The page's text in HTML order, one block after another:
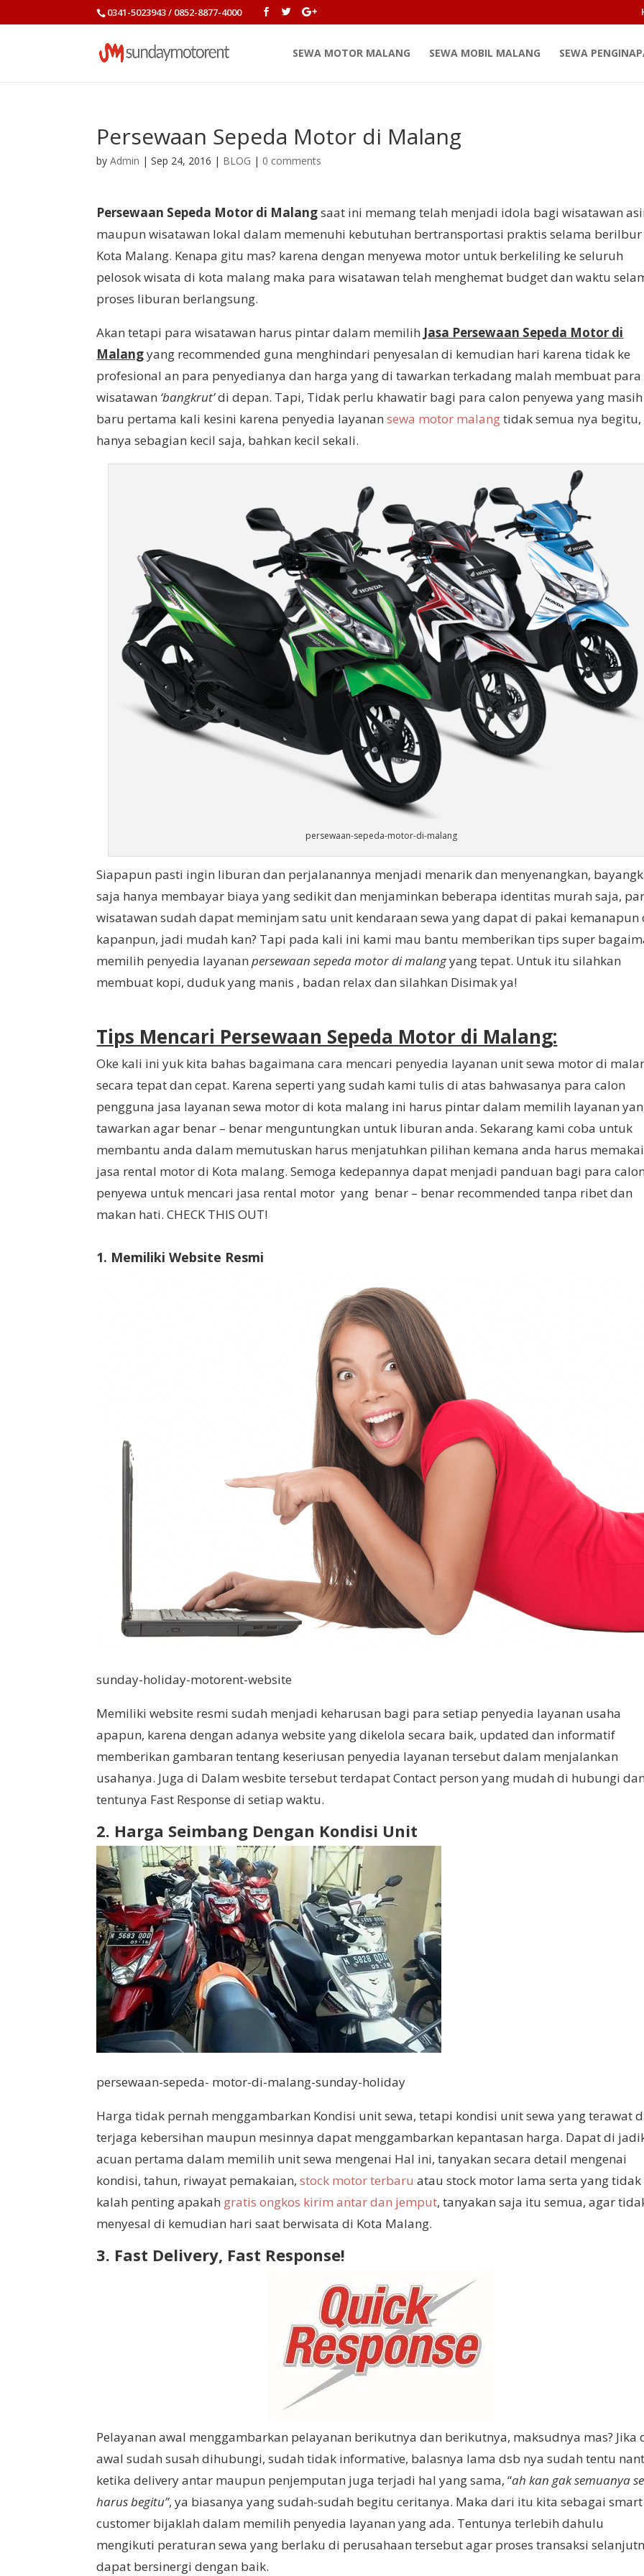
0341-5023943 / 0852-8877-4000
SEWA MOTOR MALANG SEWA MOBIL MALANG SEWA
Persewaan Sepeda Motor di Malang
byAdmin |Sep 24, 2016 | BLOG | 0 comments
Persewaan Sepeda Motor di Malangsaat ini memang telah menjadi idola bagi wisatawan
maupun wisatawan lokal dalam memenuhi kebutuhan bertransportasi praktis selama
Kota Malang. Kenapa gitu mas? karena dengan menyewa motor untuk berkeliling ke seluruh
pelosok wisata di kota malang maka para wisatawan telah menghemat budget dan waktu
proses liburan berlangsung.
Akan tetapi para wisatawan harus pintar dalam memilih Jasa Persewaan Sepeda Motor di
Malangyang recommended guna menghindari penyesalan di kemudian hari karena tidak ke
profesional an para penyedianya dan harga yang di tawarkan terkadang malah membuat para
wisatawan ‘bangkrut’di depan. Tapi, Tidak perlu khawatir bagi para calon penyewa yang masih
baru pertama kali kesini karena penyedia layanansewa motor malangtidak semua nya begitu,
hanya sebagian kecil saja, bahkan kecil sekali.
persewaan-sepeda-motor-di-malang
Siapapun pasti ingin liburan dan perjalanannya menjadi menarik dan menyenangkan,
saja hanya membayar biaya yang sedikit dan menjaminkan beberapa identitas murah saja,
wisatawan sudah dapat meminjam satu unit kendaraan sewa yang dapat di pakai kemanapun
kapanpun, jadi mudah kan? Tapi pada kali ini kami mau bantu memberikan tips super
memilih penyedia layanan persewaan sepeda motor di malangyang tepat. Untuk itu silahkan
membuat kopi, duduk yang manis , badan relax dan silahkan Disimak ya!
Tips Mencari Persewaan Sepeda Motor di Malang:
Oke kali ini yuk kita bahas bagaimana cara mencari penyedia layanan unit sewa motor di
secara tepat dan cepat. Karena seperti yang sudah kami tulis di atas bahwasanya para calon
pengguna jasa layanan sewa motor di kota malang ini harus pintar dalam memilih layanan
tawarkan agar benar – benar menguntungkan untuk liburan anda. Sekarang kami coba untuk
membantu anda dalam memutuskan harus menjatuhkan pilihan kemana anda harus memakai
jasa rental motor di Kota malang. Semoga kedepannya dapat menjadi panduan bagi para
penyewa untuk mencari jasa rental motor yang benar – benar recommended tanpa ribet dan
makan hati. CHECK THIS OUT!
1. Memiliki Website Resmi
sunday-holiday-motorent-website
Memiliki website resmi sudah menjadi keharusan bagi para setiap penyedia layanan usaha
apapun, karena dengan adanya website yang dikelola secara baik, updated dan informatif
memberikan gambaran tentang keseriusan penyedia layanan tersebut dalam menjalankan
usahanya. Juga di Dalam wesbite tersebut terdapat Contact person yang mudah di hubungi
tentunya Fast Response di setiap waktu.
2. Harga Seimbang Dengan Kondisi Unit
persewaan-sepeda- motor-di-malang-sunday-holiday
Harga tidak pernah menggambarkan Kondisi unit sewa, tetapi kondisi unit sewa yang terawat
terjaga kebersihan maupun mesinnya dapat menggambarkan kepantasan harga. Dapat di
acuan pertama dalam memilih unit sewa mengenai Hal ini, tanyakan secara detail mengenai
kondisi, tahun, riwayat pemakaian,stock motor terbaru atau stock motor lama serta yang tidak
kalah penting apakah gratis ongkos kirim antar dan jemput, tanyakan saja itu semua, agar
menyesal di kemudian hari saat berwisata di Kota Malang.
3. Fast Delivery, Fast Response!
Pelayanan awal menggambarkan pelayanan berikutnya dan berikutnya, maksudnya mas? Jika
awal sudah susah dihubungi, sudah tidak informative, balasnya lama dsb nya sudah tentu
ketika delivery antar maupun penjemputan juga terjadi hal yang sama, “ah kan gak semuanya
harus begitu”, ya biasanya yang sudah-sudah begitu ceritanya. Maka dari itu kita sebagai smart
customer bijaklah dalam memilih penyedia layanan yang ada. Tentunya terlebih dahulu
mengikuti peraturan sewa yang berlaku di perusahaan tersebut agar proses transaksi
dapat bersinergi dengan baik.